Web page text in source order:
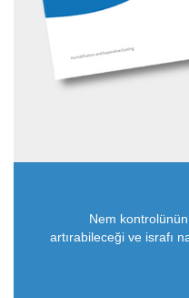
Nem
artırabileceği ve israfı